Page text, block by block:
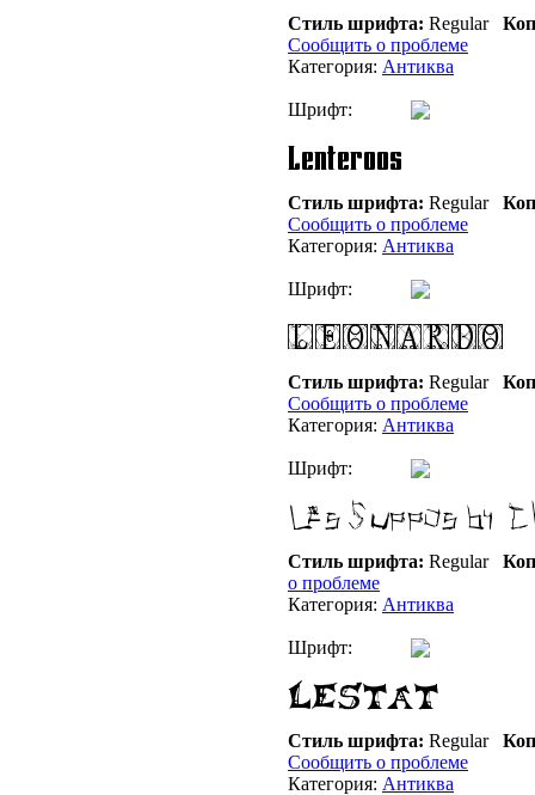
Стиль шрифта: Regular
Сообщить о проблеме
Категория: Антиква
Шрифт:
Стиль шрифта: Regular
Сообщить о проблеме
Категория: Антиква
Шрифт:
Стиль шрифта: Regular
Сообщить о проблеме
Категория: Антиква
Шрифт:
Стиль шрифта: Regular
о проблеме
Категория: Антиква
Шрифт:
Стиль шрифта: Regular
Сообщить о проблеме
Категория: Антиква